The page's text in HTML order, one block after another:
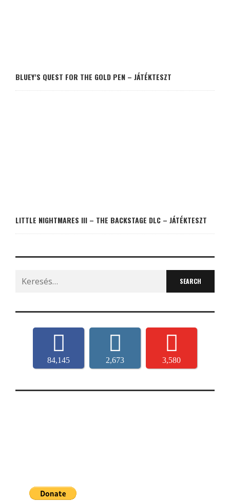
BLUEY’S QUEST FOR THE GOLD PEN – JÁTÉKTESZT
LITTLE NIGHTMARES III – THE BACKSTAGE DLC – JÁTÉKTESZT
Search
for:
84,145 2,673 3,580